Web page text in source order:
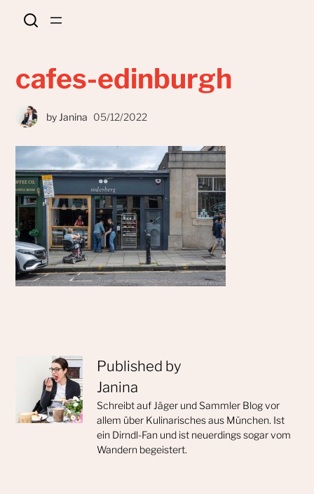
cafes-edinburgh
by Janina 05/12/2022
Published by
Janina
Schreibt auf Jäger und Sammler Blog vor
allem über Kulinarisches aus München. Ist
ein Dirndl-Fan und ist neuerdings sogar vom
Wandern begeistert.